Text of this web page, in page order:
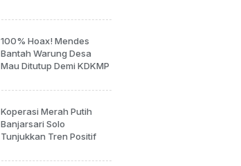
100% Hoax! Mendes
Bantah Warung Desa
Mau Ditutup Demi KDKMP
Koperasi Merah Putih
Banjarsari Solo
Tunjukkan Tren Positif